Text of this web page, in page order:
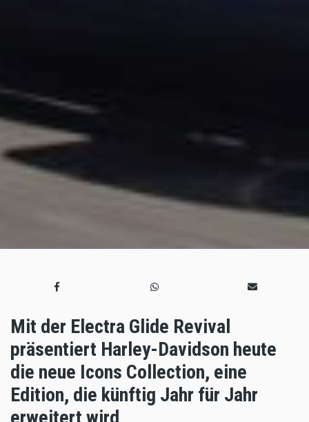
Mit der Electra Glide Revival
präsentiert Harley-Davidson heute
die neue Icons Collection, eine
Edition, die künftig Jahr für Jahr
erweitert wird